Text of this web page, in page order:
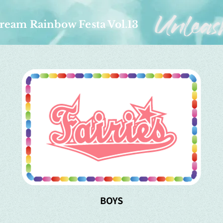
Rainbow Festa Vol.13
BOYS